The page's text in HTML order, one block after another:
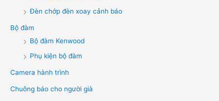
Đèn chớp đèn xoay cảnh báo
Bộ đàm
Bộ đàm Kenwood
Phụ kiện bộ đàm
Camera hành trình
Chuông báo cho người già